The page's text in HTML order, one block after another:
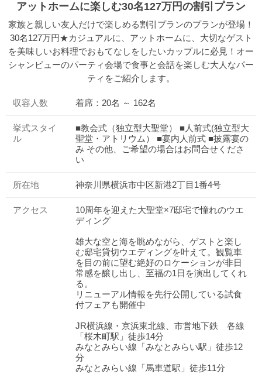
アットホームに楽しむ30名127万円の割引プラン
家族と親しい友人だけで楽しめる割引プランのプランが登場！
30名127万円★カジュアルに、アットホームに、大切なゲスト
を美味しいお料理でおもてなしをしたいカップルに必見！オー
シャンビューのパーティ会場で食事と会話を楽しむ大人なパー
ティをご紹介します。
収容人数 着席：20名 ～ 162名
挙式スタイ
ル
■教会式（独立型大聖堂） ■人前式(独立型大
聖堂・アトリウム） ■宴内人前式 ■披露宴の
み その他、ご希望の場合はお問合せくださ
い
所在地 神奈川県横浜市中区新港2丁目1番4号
アクセス
10周年を迎えた大聖堂×7邸宅で憧れのウエ
ディング
雄大な空と海を眺めながら、ゲストと楽し
む邸宅貸切ウエディングを叶えて。観覧車
を目の前に望む絶好のロケーションが非日
常感を醸し出し、至福の1日を演出してくれ
る。
リニューアル情報を先行公開している試食
付フェアも開催中
JR横浜線・京浜東北線、市営地下鉄 各線
「桜木町駅」徒歩14分
みなとみらい線「みなとみらい駅」徒歩12
分
みなとみらい線「馬車道駅」徒歩11分